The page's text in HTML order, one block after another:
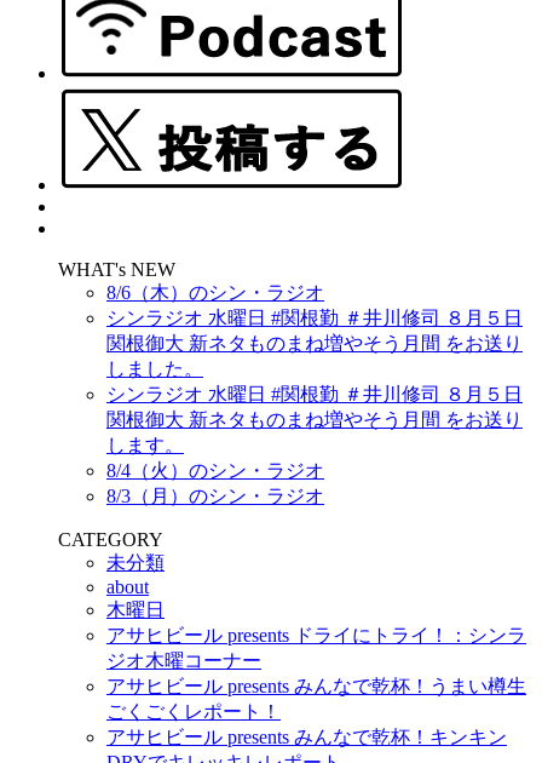
WHAT's NEW
8/6（木）のシン・ラジオ
シンラジオ 水曜日 #関根勤 ＃井川修司 ８月５日
関根御大 新ネタものまね増やそう月間 をお送り
しました。
シンラジオ 水曜日 #関根勤 ＃井川修司 ８月５日
関根御大 新ネタものまね増やそう月間 をお送り
します。
8/4（火）のシン・ラジオ
8/3（月）のシン・ラジオ
CATEGORY
未分類
about
木曜日
アサヒビール presents ドライにトライ！：シンラ
ジオ木曜コーナー
アサヒビール presents みんなで乾杯！うまい樽生
ごくごくレポート！
アサヒビール presents みんなで乾杯！キンキン